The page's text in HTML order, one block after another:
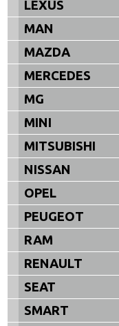
LEXUS
MAN
MAZDA
MERCEDES
MG
MINI
MITSUBISHI
NISSAN
OPEL
PEUGEOT
RAM
RENAULT
SEAT
SMART